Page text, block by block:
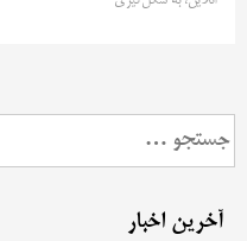
جستجو
برای:
آخرین اخبار